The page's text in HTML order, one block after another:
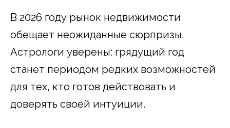
В 2026 году рынок недвижимости
обещает неожиданные сюрпризы.
Астрологи уверены: грядущий год
станет периодом редких возможностей
для тех, кто готов действовать и
доверять своей интуиции.